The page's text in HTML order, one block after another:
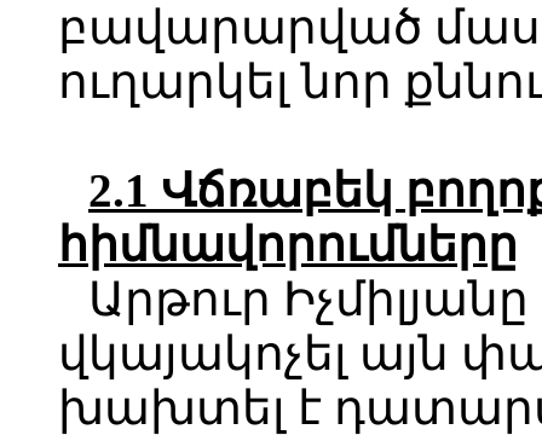
բավարարված
ուղարկել նոր
2.1 Վճռաբեկ
հիմնավորումները
Արթուր
վկայակոչել այն
խախտել է